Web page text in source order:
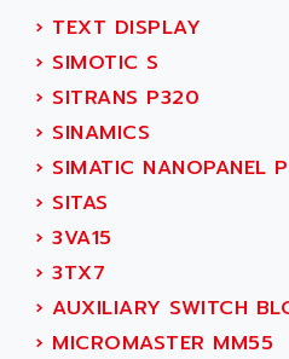
SCM50
BKD
A16B
MIDIMASTER VECTOR
MIDIMASTER
SMC200
ADVANTYS TELEFAST
TELEFAST ABE7
750
AT
AMAT
AMBERSIL
AMBRESIL
AMC
AMD
AMDV
AMERICAN DYNAMICS
AMERICAN
AMERICAN
AMERICAN
› TEXT DISPLAY
› SIMOTIC S
› SITRANS P320
› SINAMICS
› SIMATIC NANOPANEL
› SITAS
› 3VA15
› 3TX7
› AUXILIARY SWITCH
› MICROMASTER MM55